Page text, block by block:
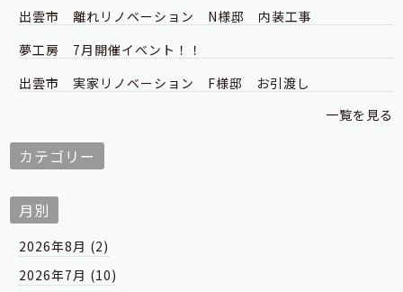
出雲市 離れリノベーション N様邸 内装工事
夢工房 7月開催イベント！！
出雲市 実家リノベーション F様邸 お引渡し
一覧を見る
カテゴリー
月別
2026年8月 (2)
2026年7月 (10)